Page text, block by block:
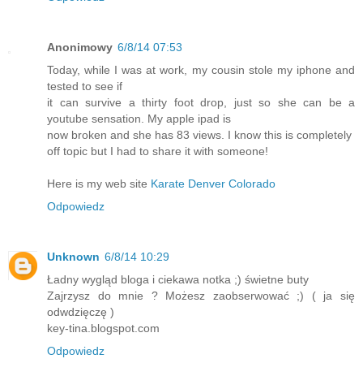
Anonimowy 6/8/14 07:53
Today, while I was at work, my cousin stole my iphone and
tested to see if
it can survive a thirty foot drop, just so she can be a
youtube sensation. My apple ipad is
now broken and she has 83 views. I know this is completely
off topic but I had to share it with someone!
Here is my web site Karate Denver Colorado
Odpowiedz
Unknown 6/8/14 10:29
Ładny wygląd bloga i ciekawa notka ;) świetne buty
Zajrzysz do mnie ? Możesz zaobserwować ;) ( ja się
odwdzięczę )
key-tina.blogspot.com
Odpowiedz